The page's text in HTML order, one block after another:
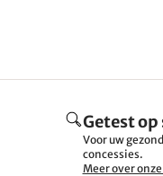
Getest
Voor uw
concessies.
Meer over